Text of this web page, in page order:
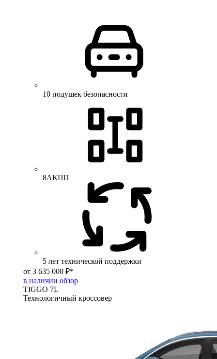
10 подушек безопасности
8АКПП
5 лет технической поддержки
от 3 635 000 ₽*
в наличии обзор
TIGGO 7L
Технологичный кроссовер